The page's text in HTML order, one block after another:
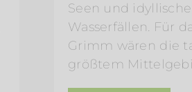
Seen und
Wasserfällen. Für
Grimm wären die
größtem